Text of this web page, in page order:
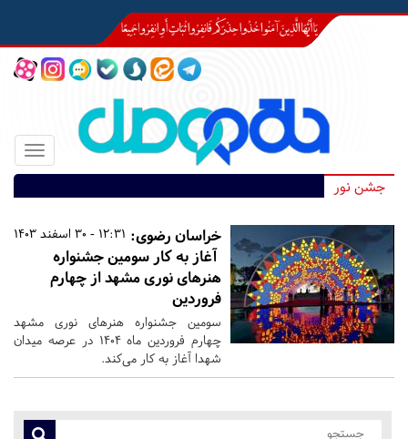
Toggle
جشن نور
12:31 - 30 اسفند 1403 خراسان رضوی:
آغاز به کار سومین جشنواره
هنرهای نوری مشهد از چهارم
فروردین
سومین جشنواره هنرهای نوری مشهد
چهارم فروردین ماه ۱۴۰۴ در عرصه میدان
شهدا آغاز به کار می‌کند.